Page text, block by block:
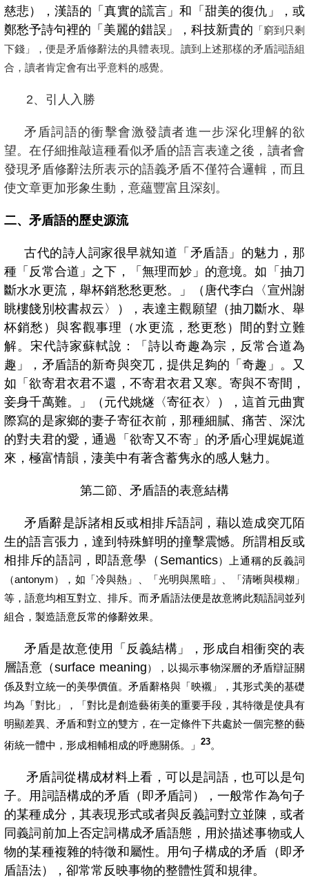
慈悲），漢語的「真實的謊言」和「甜美的復仇」，或
鄭愁予詩句裡的「美麗的錯誤」，科技新貴的 「窮到只剩
下錢」，便是矛盾修辭法的具體表現。讀到上述那樣的矛盾詞語組
合，讀者肯定會有出乎意料的感覺。
2、引人入勝
矛盾詞語的衝擊會激發讀者進一步深化理解的欲
望。在仔細推敲這種看似矛盾的語言表達之後，讀者會
發現矛盾修辭法所表示的語義矛盾不僅符合邏輯，而且
使文章更加形象生動，意蘊豐富且深刻。
二、矛盾語的歷史源流
古代的詩人詞家很早就知道「矛盾語」的魅力，那
種「反常合道」之下，「無理而妙」的意境。如 「抽刀
斷水水更流，舉杯銷愁愁更愁。」
（唐代李白〈宣州謝
眺樓餞別校書叔云〉），表達主觀願望（抽刀斷水、舉
杯銷愁）與客觀事理（水更流，愁更愁）間的對立難
解。宋代詩家蘇軾說：「詩以奇趣為宗，反常合道為
趣」，矛盾語的新奇與突兀，提供足夠的「奇趣」。又
如 「欲寄君衣君不還，不寄君衣君又寒。寄與不寄間，
妾身千萬難。」
（元代姚燧〈寄征衣〉），這首元曲實
際寫的是家鄉的妻子寄征衣前，那種細膩、痛苦、深沈
的對夫君的愛，通過「欲寄又不寄」的矛盾心理娓娓道
來，極富情韻，淒美中有著含蓄隽永的感人魅力。
第二節、矛盾語的表意結構
矛盾辭是訴諸相反或相排斥語詞，藉以造成突兀陌
生的語言張力，達到特殊鮮明的撞擊震憾。所謂相反或
相排斥的語詞，即語意學（ Semantics）上通稱的反義詞
（antonym），如「冷與熱」、「光明與黑暗」、「清晰與模糊」
等，語意均相互對立、排斥。而矛盾語法便是故意將此類語詞並列
組合，製造語意反常的修辭效果。
矛盾是故意使用「反義結構」，形成自相衝突的表
層語意（surface meaning），以揭示事物深層的矛盾辯証關
係及對立統一的美學價值。矛盾辭格與「映襯」，其形式美的基礎
均為「對比」，「對比是創造藝術美的重要手段，其特徵是使具有
明顯差異、矛盾和對立的雙方，在一定條件下共處於一個完整的藝
術統一體中，形成相輔相成的呼應關係。」
23。
矛盾詞從構成材料上看，可以是詞語，也可以是句
子。用詞語構成的矛盾（即矛盾詞），一般常作為句子
的某種成分，其表現形式或者與反義詞對立並陳，或者
同義詞前加上否定詞構成矛盾語態，用於描述事物或人
物的某種複雜的特徵和屬性。用句子構成的矛盾（即矛
盾語法），卻常常反映事物的整體性質和規律。